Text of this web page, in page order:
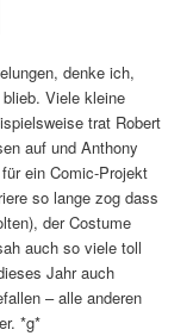
denke ich,
Viele kleine
trat Robert
auf und Anthony
ein Comic-Projekt
so lange zog dass
der Costume
auch so viele toll
Jahr auch
– alle anderen
*g*